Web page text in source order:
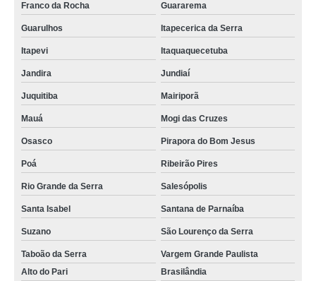
Franco da Rocha Guararema
Guarulhos Itapecerica da Serra
Itapevi Itaquaquecetuba
Jandira Jundiaí
Juquitiba Mairiporã
Mauá Mogi das Cruzes
Osasco Pirapora do Bom Jesus
Poá Ribeirão Pires
Rio Grande da Serra Salesópolis
Santa Isabel Santana de Parnaíba
Suzano São Lourenço da Serra
Taboão da Serra
Vargem Grande Paulista
Alto do Pari
Brasilândia